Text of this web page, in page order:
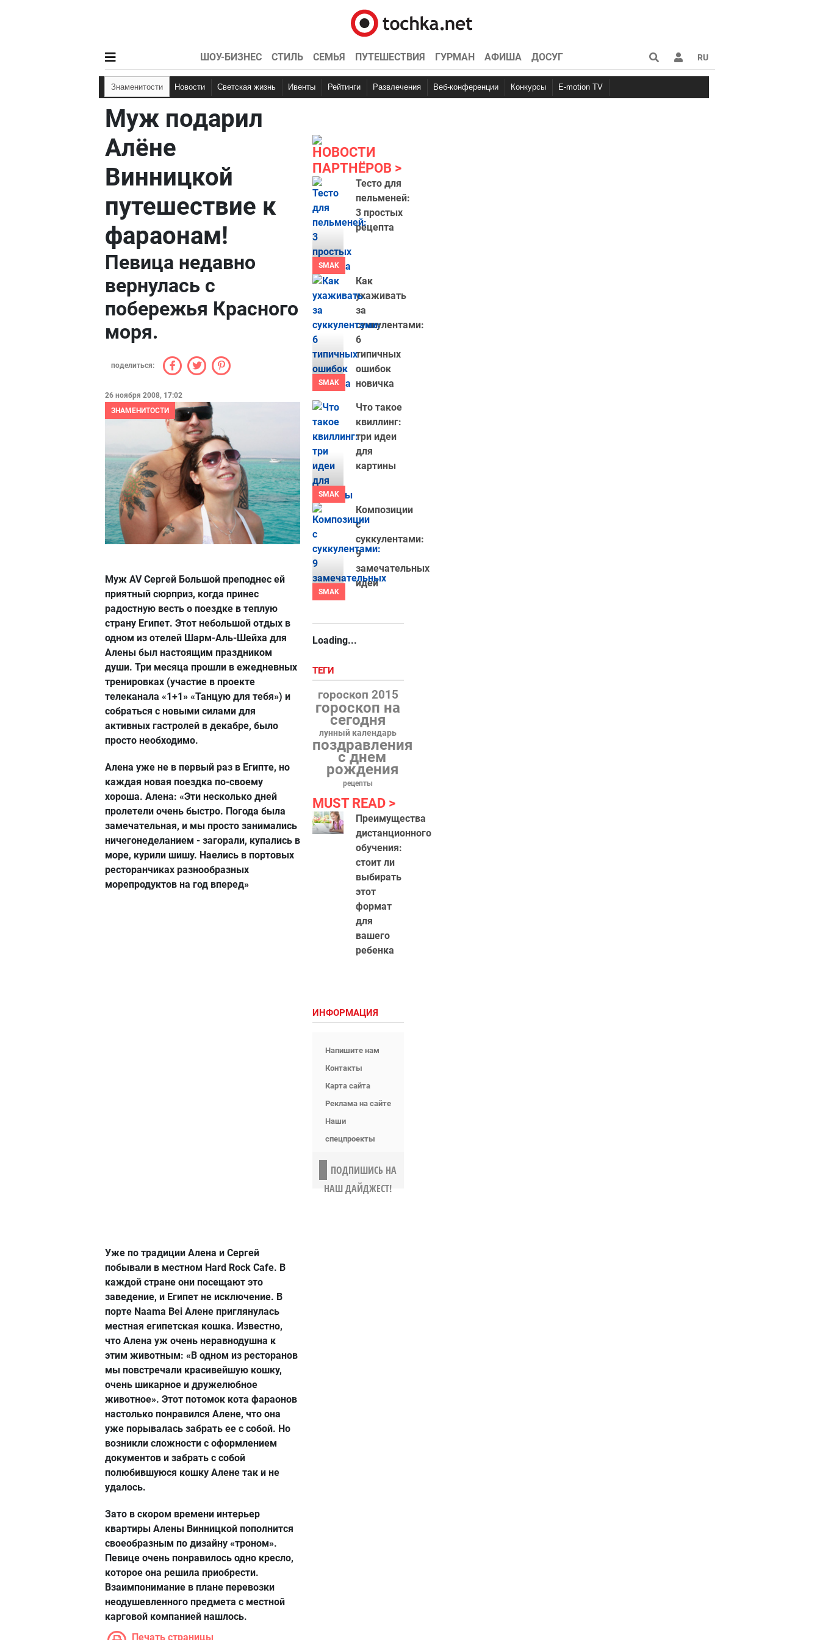
ШОУ-БИЗНЕС СТИЛЬ СЕМЬЯ ПУТЕШЕСТВИЯ ГУРМАН АФИША ДОСУГ RU
Знаменитости Новости Светская жизнь Ивенты Рейтинги Развлечения Веб-конференции Конкурсы E-motion TV
Муж подарил
Алёне
Винницкой
путешествие к
фараонам!
Певица недавно
вернулась с
побережья Красного
моря.
поделиться:
26 ноября 2008, 17:02
ЗНАМЕНИТОСТИ
Муж AV Сергей Большой преподнес ей
приятный сюрприз, когда принес
радостную весть о поездке в теплую
страну Египет. Этот небольшой отдых в
одном из отелей Шарм-Аль-Шейха для
Алены был настоящим праздником
души. Три месяца прошли в ежедневных
тренировках (участие в проекте
телеканала «1+1» «Танцую для тебя») и
собраться с новыми силами для
активных гастролей в декабре, было
просто необходимо.
Алена уже не в первый раз в Египте, но
каждая новая поездка по-своему
хороша. Алена: «Эти несколько дней
пролетели очень быстро. Погода была
замечательная, и мы просто занимались
ничегонеделанием - загорали, купались в
море, курили шишу. Наелись в портовых
ресторанчиках разнообразных
морепродуктов на год вперед»
Уже по традиции Алена и Сергей
побывали в местном Hard Rock Cafe. В
каждой стране они посещают это
заведение, и Египет не исключение. В
порте Naama Bei Алене приглянулась
местная египетская кошка. Известно,
что Алена уж очень неравнодушна к
этим животным: «В одном из ресторанов
мы повстречали красивейшую кошку,
очень шикарное и дружелюбное
животное». Этот потомок кота фараонов
настолько понравился Алене, что она
уже порывалась забрать ее с собой. Но
возникли сложности с оформлением
документов и забрать с собой
полюбившуюся кошку Алене так и не
удалось.
Зато в скором времени интерьер
квартиры Алены Винницкой пополнится
своеобразным по дизайну «троном».
Певице очень понравилось одно кресло,
которое она решила приобрести.
Взаимпонимание в плане перевозки
неодушевленного предмета с местной
карговой компанией нашлось.
Печать страницы
НОВОСТИ
ПАРТНЁРОВ
SMAK
Тесто для
пельменей:
3 простых
рецепта
SMAK
Как
ухаживать
за
суккулентами:
6
типичных
ошибок
новичка
SMAK
Что такое
квиллинг:
три идеи
для
картины
SMAK
Композиции
с
суккулентами:
9
замечательных
идей
Loading...
ТЕГИ
гороскоп 2015
гороскоп на
сегодня
лунный календарь
поздравления
с днем
рождения
рецепты
MUST READ
Преимущества
дистанционного
обучения:
стоит ли
выбирать
этот
формат
для
вашего
ребенка
ИНФОРМАЦИЯ
Напишите нам
Контакты
Карта сайта
Реклама на сайте
Наши
спецпроекты
ПОДПИШИСЬ НА
НАШ ДАЙДЖЕСТ!